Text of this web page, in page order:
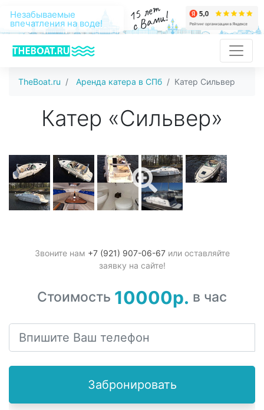
Незабываемые
впечатления на воде! 15 лет
с Вами!
TheBoat.ru Аренда катера в СПб Катер Сильвер
Катер «Сильвер»
Звоните нам +7 (921) 907-06-67или оставляйте
заявку на сайте!
Стоимость 10000р. в час
Забронировать